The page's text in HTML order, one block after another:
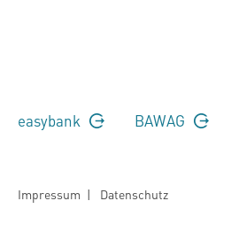
easybank BAWAG
Impressum | Datenschutz